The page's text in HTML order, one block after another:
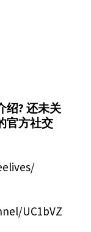
绍? 还未关
官方社交
UC1bVZ